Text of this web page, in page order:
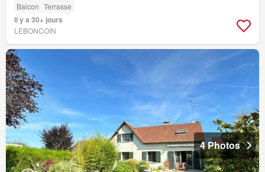
Balcon Terrasse
Il y a 30+ jours
LEBONCOIN
4 Photos